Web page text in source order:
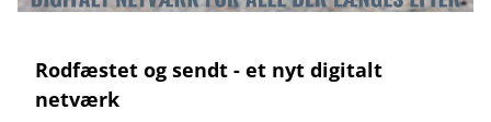
Rodfæstet og sendt - et nyt digitalt
netværk